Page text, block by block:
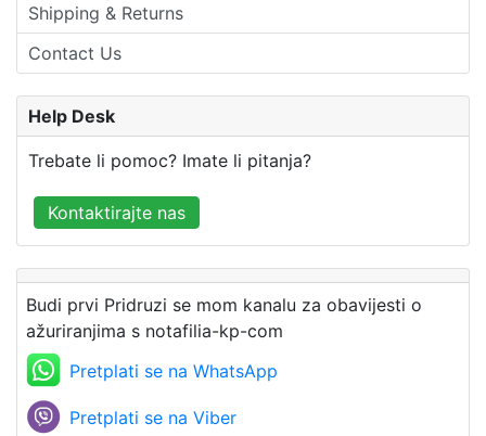
Shipping & Returns
Contact Us
Help Desk
Trebate li pomoc? Imate li pitanja?
Kontaktirajte nas
Budi prvi Pridruzi se mom kanalu za obavijesti o
ažuriranjima s notafilia-kp-com
Pretplati se na WhatsApp
Pretplati se na Viber